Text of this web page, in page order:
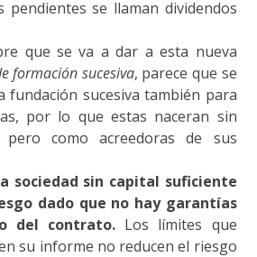
pendientes se llaman dividendos
que se va a dar a esta nueva
formación sucesiva, parece que se
fundación sucesiva también para
por lo que estas naceran sin
pero como acreedoras de sus
sociedad sin capital suficiente
dado que no hay garantías
del contrato. Los límites que
su informe no reducen el riesgo